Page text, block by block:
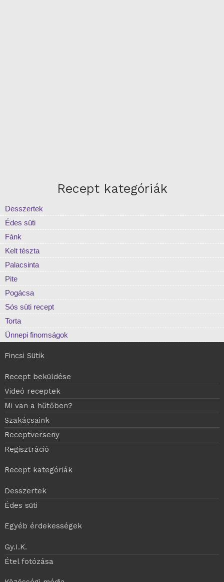
Recept kategóriák
Desszertek
Édes süti
Fánk
Kelt tészta
Palacsinta
Pite
Pogácsa
Sós süti recept
Torta
Ünnepi finomságok
Fincsi Sütik
Recept beküldése
Videó receptek
Mi van a hűtőben?
Szakácsaink
Receptverseny
Regisztráció
Recept kategóriák
Desszertek
Édes süti
Egyéb érdekességek
Gy.I.K.
Étel fotózása